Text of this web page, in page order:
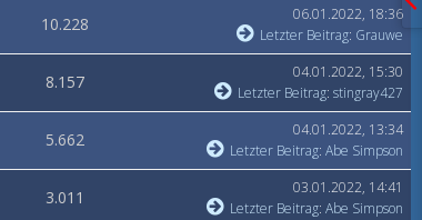
10.228
06.01.2022, 18:36
Letzter Beitrag: Grauwe
8.157
04.01.2022, 15:30
Letzter Beitrag: stingray427
5.662
04.01.2022, 13:34
Letzter Beitrag: Abe Simpson
3.011
03.01.2022, 14:41
Letzter Beitrag: Abe Simpson